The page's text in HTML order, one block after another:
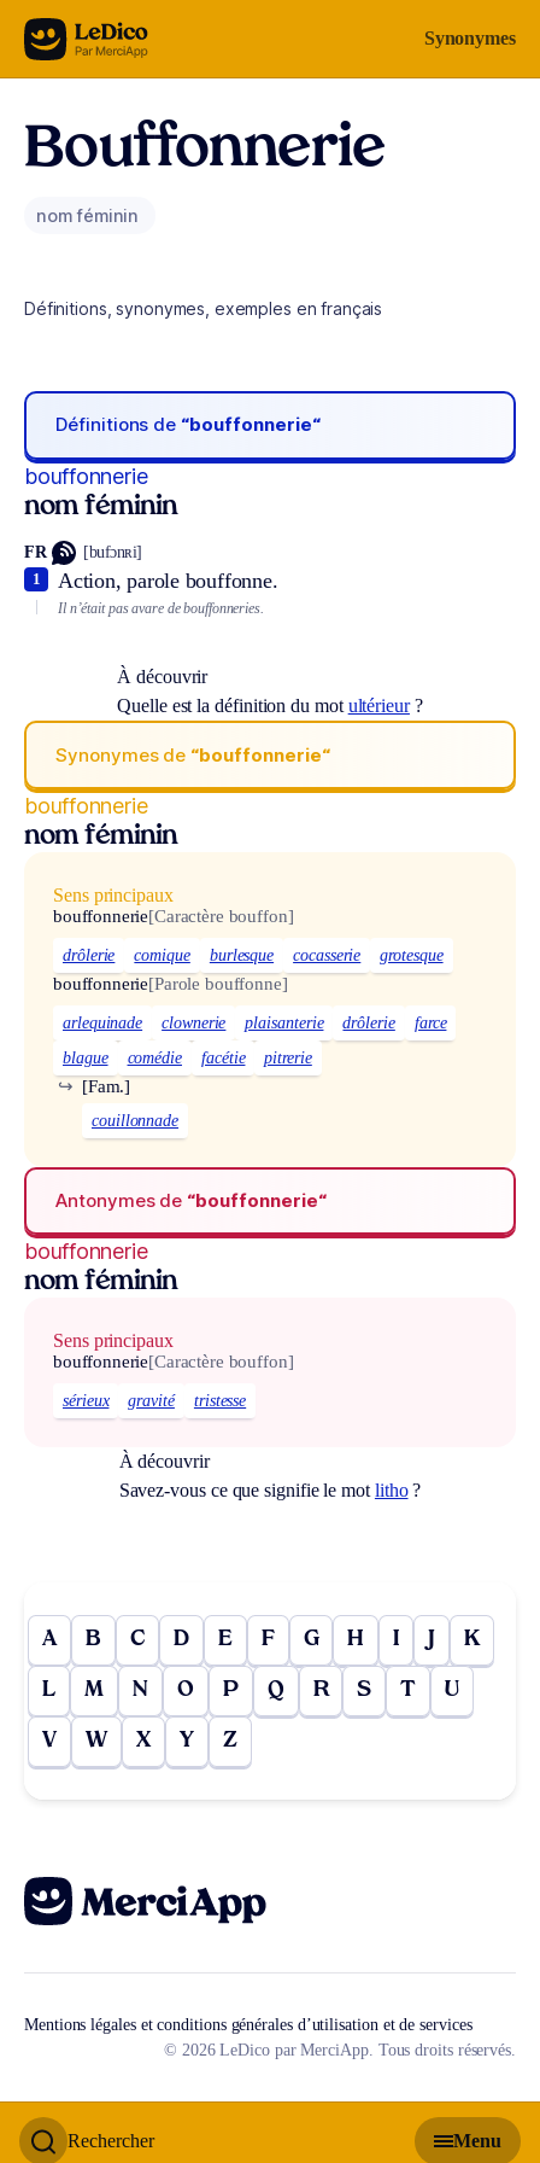
Aller au contenu Synonymes
Rechercher Menu
Bouffonnerie
nom féminin
Définitions, synonymes, exemples en français
Définitions de “bouffonnerie“
bouffonnerie
nom féminin
FR [bufɔnʀi]
Action, parole bouffonne.
1
Il n’était pas avare de bouffonneries.
À découvrir
Quelle est la définition du mot ultérieur?
Synonymes de “bouffonnerie“
bouffonnerie
nom féminin
Sens principaux
bouffonnerie[Caractère bouffon]
drôlerie comique burlesque cocasserie grotesque
bouffonnerie[Parole bouffonne]
arlequinade clownerie plaisanterie drôlerie
farce
blague
comédie facétie pitrerie
[Fam.]
↪
couillonnade
Antonymes de “bouffonnerie“
bouffonnerie
nom féminin
Sens principaux
bouffonnerie[Caractère bouffon]
sérieux gravité tristesse
À découvrir
Savez-vous ce que signifie le mot litho?
A B C D E F G H I J K
L M N O P Q R S T U
V W X Y Z
Mentions légales et conditions générales d’utilisation et de services
© 2026 LeDico par MerciApp. Tous droits réservés.